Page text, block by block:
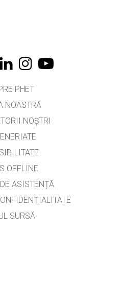
PHET
NOASTRĂ
NOȘTRI
OFFLINE
ASISTENȚĂ
SURSĂ